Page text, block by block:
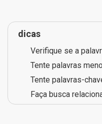
dicas
Verifique se a
Tente palavras
Tente palavras-
Faça busca